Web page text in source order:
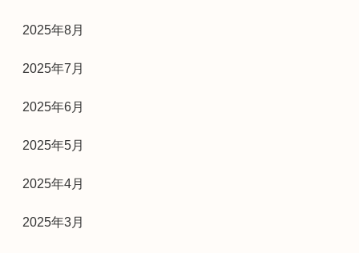
2025年8月
2025年7月
2025年6月
2025年5月
2025年4月
2025年3月